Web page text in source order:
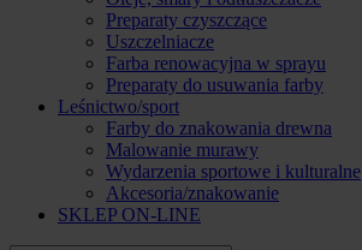
Preparaty czyszczące
Uszczelniacze
Farba renowacyjna w sprayu
Preparaty do usuwania farby
Leśnictwo/sport
Farby do znakowania drewna
Malowanie murawy
Wydarzenia sportowe i kulturalne
Akcesoria/znakowanie
SKLEP ON-LINE